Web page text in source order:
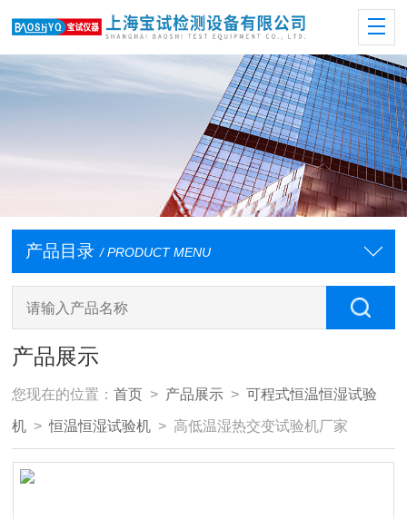
产品目录 / PRODUCT MENU
产品展示
您现在的位置：首页 > 产品展示 >可程式恒温恒湿试验
机 >恒温恒湿试验机 > 高低温湿热交变试验机厂家